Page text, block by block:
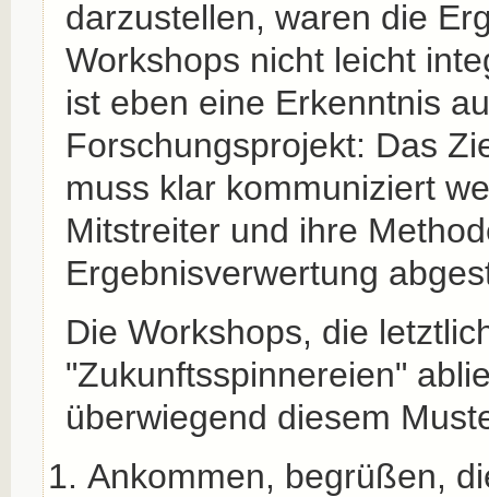
darzustellen, waren die
Workshops nicht leicht
ist eben eine Erkenntnis
Forschungsprojekt: Das
muss klar kommuniziert
Mitstreiter und ihre
Ergebnisverwertung
Die Workshops, die
"Zukunftsspinnereien"
überwiegend diesem
Ankommen, begrüßen,